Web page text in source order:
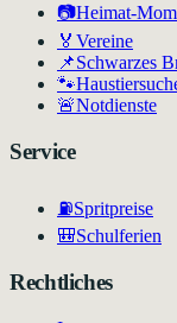
📷Heimat-
🏅 Vereine
📌Schwarzes
🐾
🚨Notdienste
Service
⛽Spritpreise
🎒Schulferien
Rechtliches